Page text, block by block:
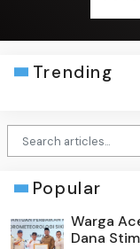
Trending
Popular
Warga
Dana